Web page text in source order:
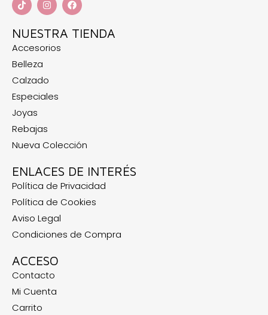
NUESTRA TIENDA
Accesorios
Belleza
Calzado
Especiales
Joyas
Rebajas
Nueva Colección
ENLACES DE INTERÉS
Política de Privacidad
Política de Cookies
Aviso Legal
Condiciones de Compra
ACCESO
Contacto
Mi Cuenta
Carrito